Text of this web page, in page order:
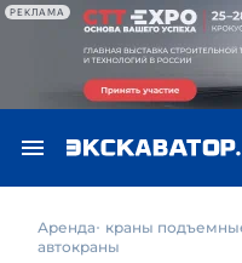
РЕКЛАМА
Аренда
краны
автокраны